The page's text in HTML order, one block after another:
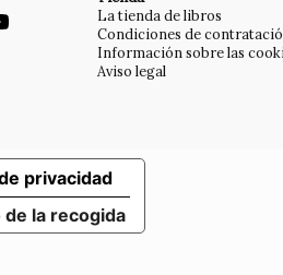
La tienda de libros
Condiciones de
Información sobre las
Aviso legal
la recogida
privacidad